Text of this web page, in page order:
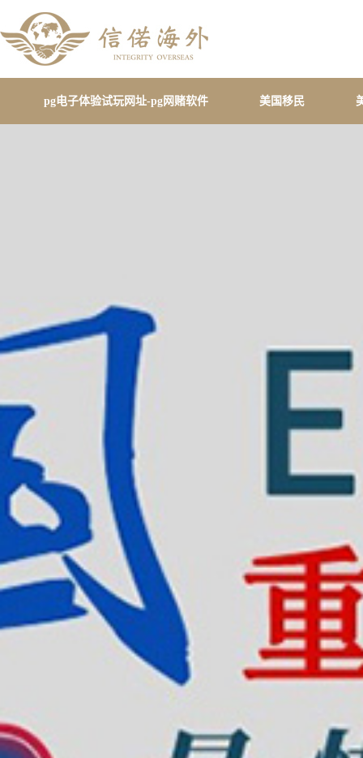
pg电子体验试玩网址-pg网赌软件 美国移民